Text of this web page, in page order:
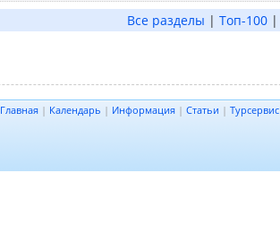
Все разделы | Топ-100 |
Главная | Календарь | Информация | Статьи | Турсервис